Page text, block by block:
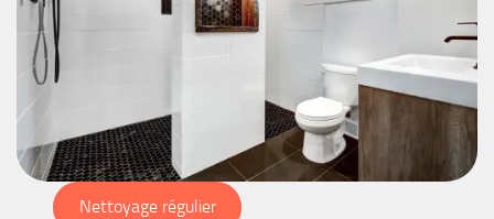
Nettoyage régulier